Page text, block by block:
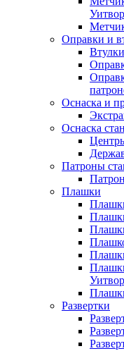
Оправки и
Оснаска и
Оснаска
Патроны
Плашки
Развертки